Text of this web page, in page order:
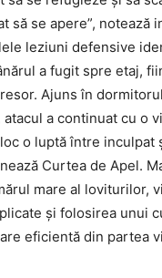
să se apere”, notează
leziuni defensive
a fugit spre etaj,
Ajuns în
atacul a continuat cu o
o luptă între inculpat
Curtea de Apel.
mare al loviturilor,
și folosirea unui
eficientă din partea